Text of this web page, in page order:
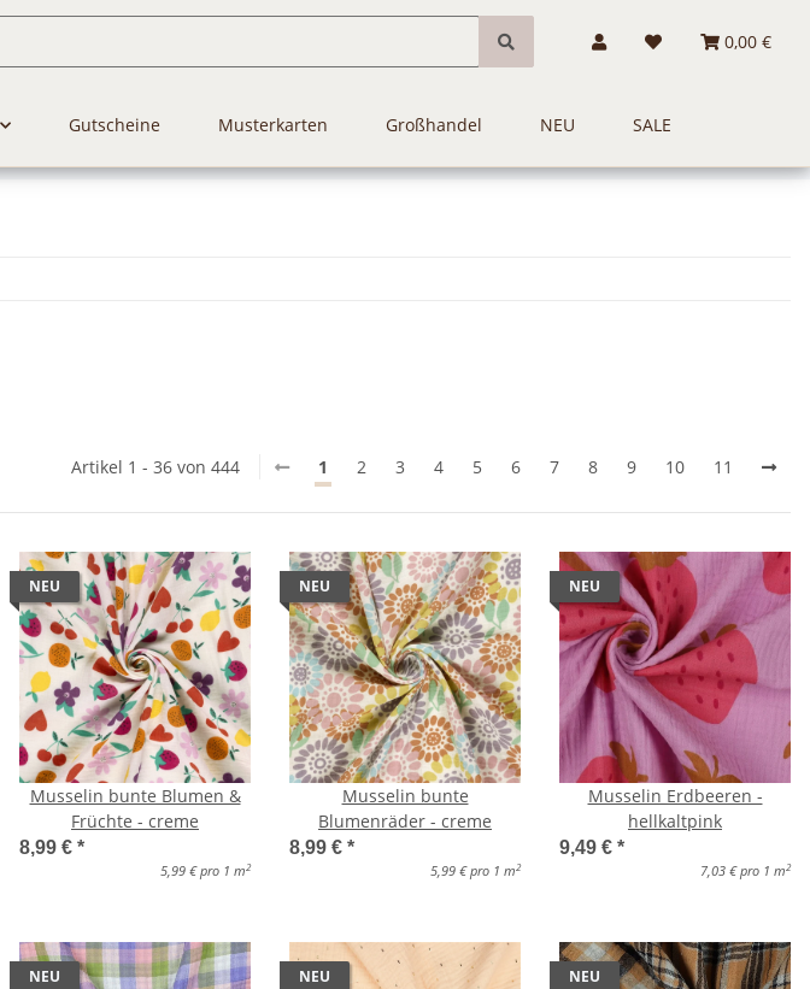
0,00 €
Gutscheine Musterkarten Großhandel NEU SALE
Artikel 1 - 36 von 444 1 2 3 4 5 6 7 8 9 10 11
NEU
Musselin bunte Blumen &
Früchte - creme
8,99 € *
5,99 € pro 1 m2
NEU
Musselin bunte
Blumenräder - creme
8,99 € *
5,99 € pro 1 m2
NEU
Musselin Erdbeeren -
hellkaltpink
9,49 € *
7,03 € pro 1 m2
NEU NEU NEU